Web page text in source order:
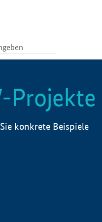
Projekte
konkrete Beispiele